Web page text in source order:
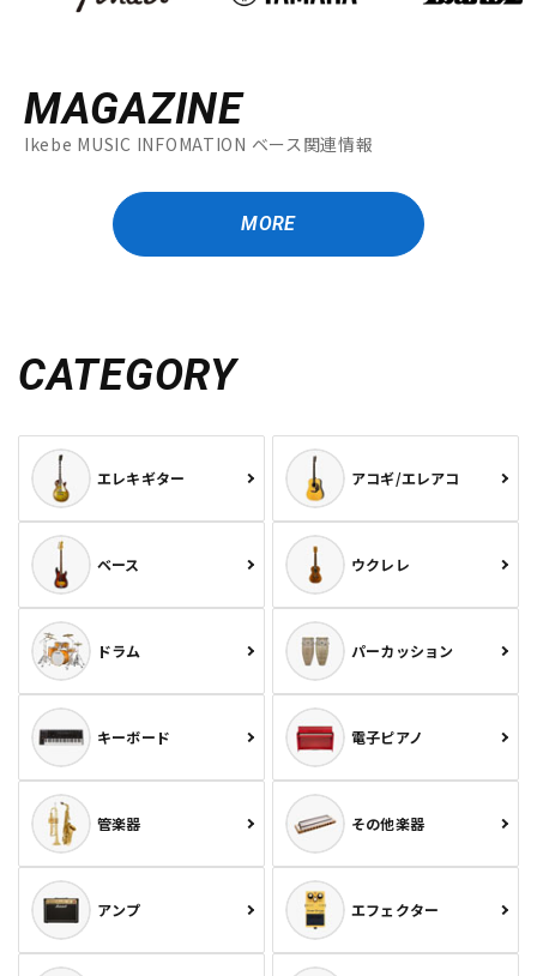
MAGAZINE
Ikebe MUSIC INFOMATION ベース関連情報
MORE
CATEGORY
エレキギター アコギ/エレアコ
ベース ウクレレ
ドラム パーカッション
キーボード 電子ピアノ
管楽器 その他楽器
アンプ エフェクター